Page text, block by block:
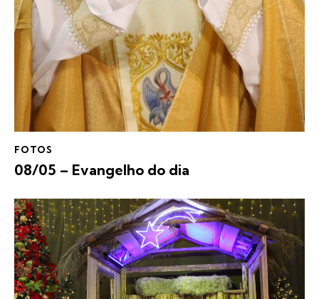
FOTOS
08/05 – Evangelho do dia